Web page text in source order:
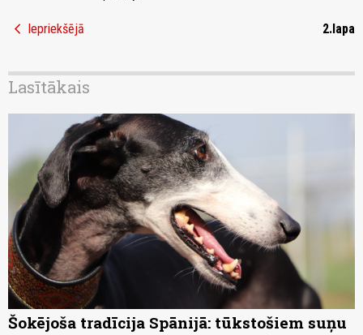
chevron_left Iepriekšējā 2.lapa
Lasītākais
Šokējoša tradīcija Spānijā: tūkstošiem suņu